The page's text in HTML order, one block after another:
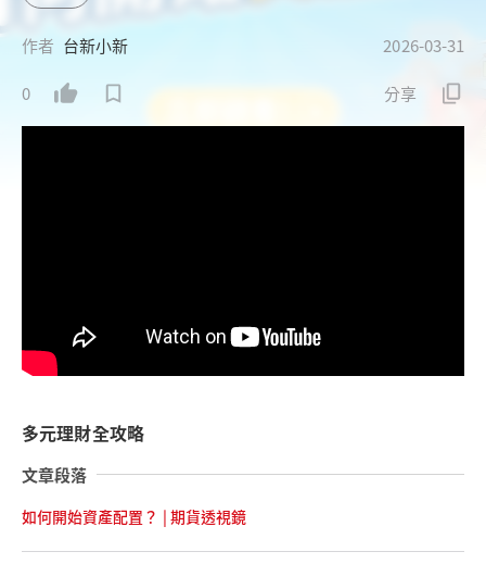
作者 台新小新 2026-03-31
0 分享
多元理財全攻略
文章段落
如何開始資產配置？ | 期貨透視鏡